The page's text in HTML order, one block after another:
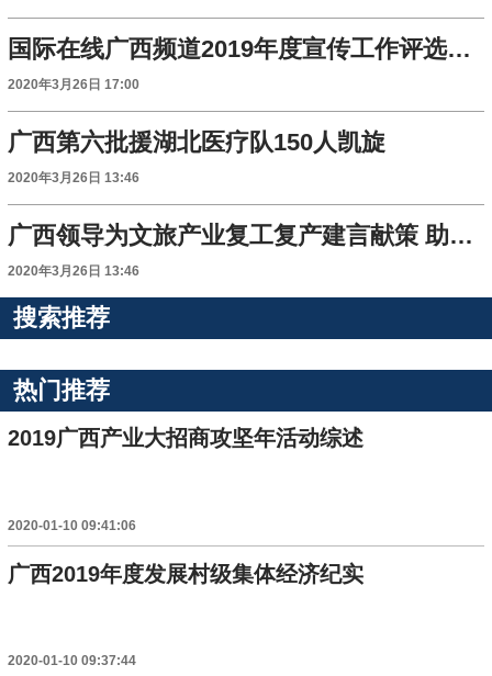
国际在线广西频道2019年度宣传工作评选活动结果公示
2020年3月26日 17:00
广西第六批援湖北医疗队150人凯旋
2020年3月26日 13:46
广西领导为文旅产业复工复产建言献策 助推文旅产业复苏
2020年3月26日 13:46
搜索推荐
热门推荐
2019广西产业大招商攻坚年活动综述
2020-01-10 09:41:06
广西2019年度发展村级集体经济纪实
2020-01-10 09:37:44